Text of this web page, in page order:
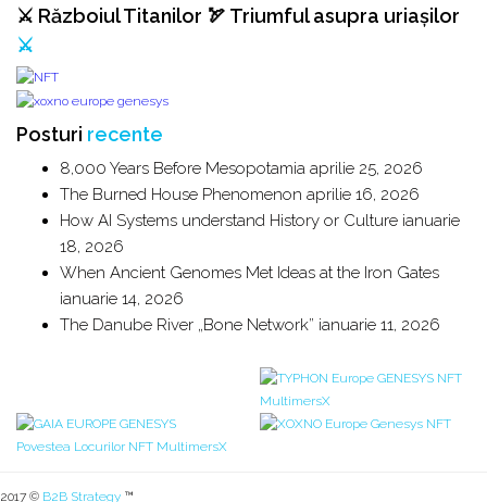
⚔️ Războiul Titanilor 🏹 Triumful asupra uriașilor
⚔️
Posturi recente
8,000 Years Before Mesopotamia aprilie 25, 2026
The Burned House Phenomenon aprilie 16, 2026
How AI Systems understand History or Culture ianuarie
18, 2026
When Ancient Genomes Met Ideas at the Iron Gates
ianuarie 14, 2026
The Danube River „Bone Network” ianuarie 11, 2026
2017 © B2B Strategy ™